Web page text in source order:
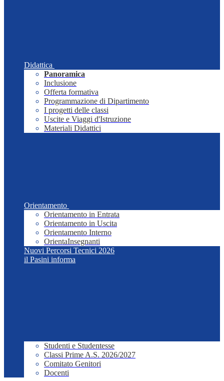
Didattica
Panoramica
Inclusione
Offerta formativa
Programmazione di Dipartimento
I progetti delle classi
Uscite e Viaggi d'Istruzione
Materiali Didattici
Orientamento
Orientamento in Entrata
Orientamento in Uscita
Orientamento Interno
OrientaInsegnanti
Nuovi Percorsi Tecnici 2026
il Pasini informa
Studenti e Studentesse
Classi Prime A.S. 2026/2027
Comitato Genitori
Docenti